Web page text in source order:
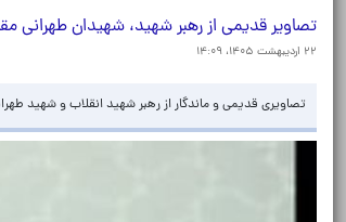
تصاویر قدیمی از رهبر شهید، شهیدان طهرانی
۲۲ اردیبهشت ۱۴۰۵، ۱۴:۰۹
تصاویری قدیمی و ماندگار از رهبر شهید انقلاب و شهید